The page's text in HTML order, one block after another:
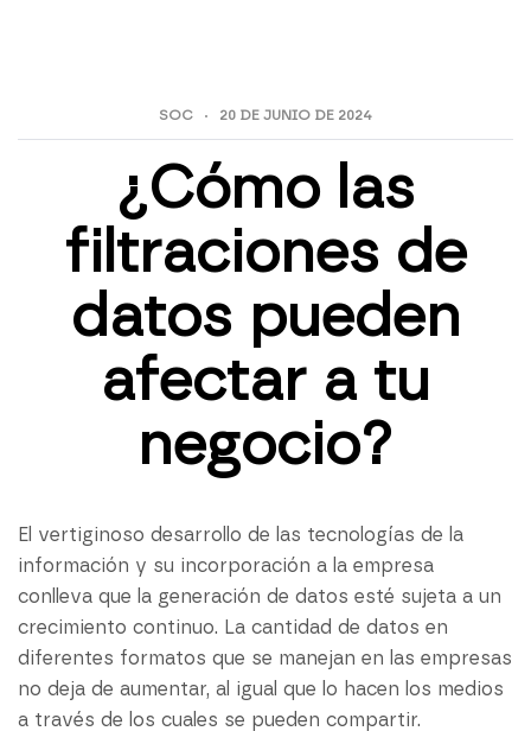
SOC 20 DE JUNIO DE 2024
¿Cómo las
filtraciones de
datos pueden
afectar a tu
negocio?
El vertiginoso desarrollo de las tecnologías de la
información y su incorporación a la empresa
conlleva que la generación de datos esté sujeta a un
crecimiento continuo. La cantidad de datos en
diferentes formatos que se manejan en las empresas
no deja de aumentar, al igual que lo hacen los medios
a través de los cuales se pueden compartir.